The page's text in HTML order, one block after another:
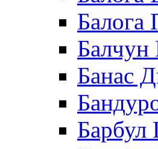
Балога
Балчун
Банас
Барбул